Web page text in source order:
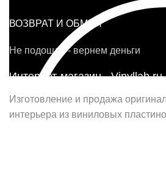
ВОЗВРАТ И ОБМЕН
Не подошло - вернем деньги
Интернет-магазин - Vinyllab.ru
Изготовление и продажа
интерьера из виниловых